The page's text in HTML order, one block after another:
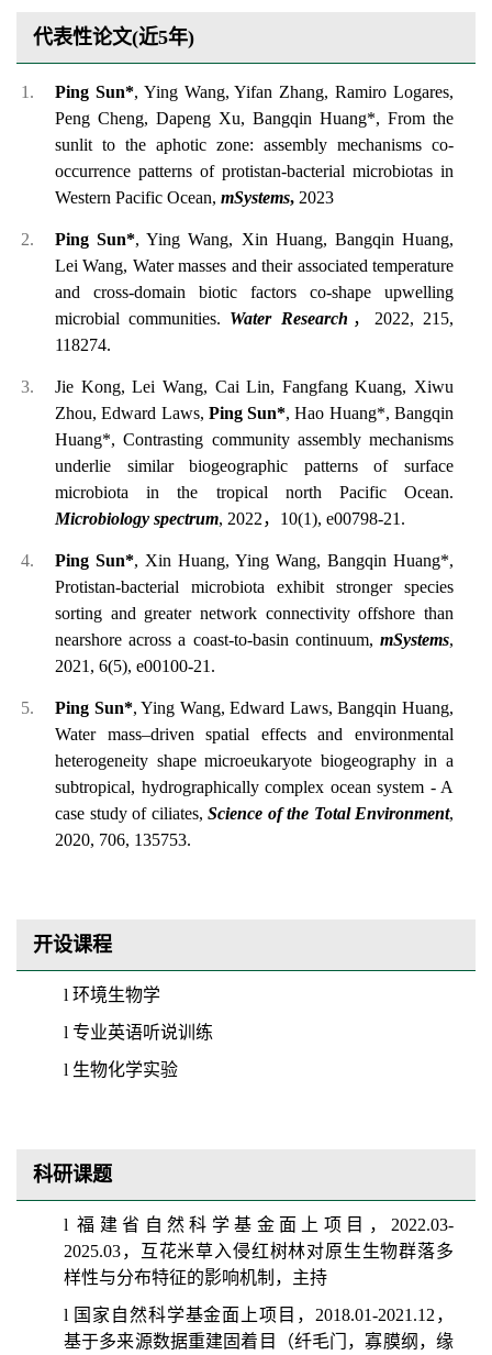
代表性论文(近5年)
Ping Sun*, Ying Wang, Yifan Zhang, Ramiro Logares,
Peng Cheng, Dapeng Xu, Bangqin Huang*, From the
sunlit to the aphotic zone: assembly mechanisms co-
occurrence patterns of protistan-bacterial microbiotas in
Western Pacific Ocean, mSystems, 2023
Ping Sun*, Ying Wang, Xin Huang, Bangqin Huang,
Lei Wang, Water masses and their associated temperature
and cross-domain biotic factors co-shape upwelling
microbial communities. Water Research ， 2022, 215,
118274.
Jie Kong, Lei Wang, Cai Lin, Fangfang Kuang, Xiwu
Zhou, Edward Laws, Ping Sun*, Hao Huang*,Bangqin
Huang*,Contrasting community assembly mechanisms
underlie similar biogeographic patterns of surface
microbiota in the tropical north Pacific Ocean.
Microbiology spectrum, 2022， 10(1), e00798-21.
Ping Sun*, Xin Huang, Ying Wang, Bangqin Huang*,
Protistan-bacterial microbiota exhibit stronger species
sorting and greater network connectivity offshore than
nearshore across a coast-to-basin continuum, mSystems,
2021, 6(5), e00100-21.
Ping Sun*, Ying Wang, Edward Laws, Bangqin Huang,
Water mass–driven spatial effects and environmental
heterogeneity shape microeukaryote biogeography in a
subtropical, hydrographically complex ocean system - A
case study of ciliates, Science of the Total Environment,
2020, 706, 135753.
开设课程
l 环境生物学
l 专业英语听说训练
l 生物化学实验
科研课题
l福建省自然科学基金面上项目 ， 2022.03-
2025.03，互花米草入侵红树林对原生生物群落多
样性与分布特征的影响机制，主持
l 国家自然科学基金面上项目 ， 2018.01-2021.12 ，
基于多来源数据重建固着目（纤毛门，寡膜纲，缘